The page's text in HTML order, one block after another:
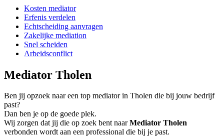
Kosten mediator
Erfenis verdelen
Echtscheiding aanvragen
Zakelijke mediation
Snel scheiden
Arbeidsconflict
Mediator Tholen
Ben jij opzoek naar een top mediator in Tholen die bij jouw bedrijf
past?
Dan ben je op de goede plek.
Wij zorgen dat jij die op zoek bent naarMediator Tholen
verbonden wordt aan een professional die bij je past.